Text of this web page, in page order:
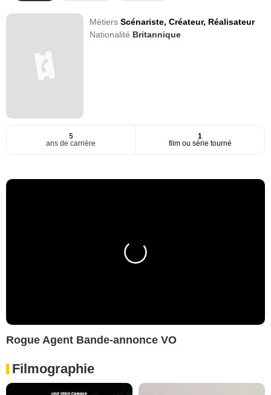
MétiersScénariste,Créateur, Réalisateur
Nationalité Britannique
5
ans de carrière
1
film ou série tourné
Rogue Agent Bande-annonce VO
Filmographie